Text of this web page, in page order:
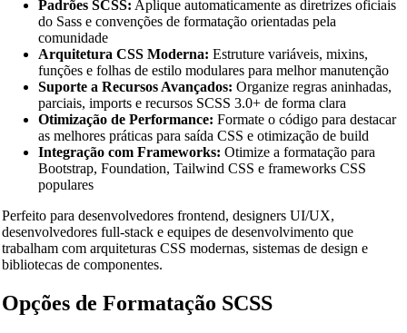
Padrões SCSS: Aplique automaticamente as diretrizes oficiais
do Sass e convenções de formatação orientadas pela
comunidade
Arquitetura CSS Moderna: Estruture variáveis, mixins,
funções e folhas de estilo modulares para melhor manutenção
Suporte a Recursos Avançados: Organize regras aninhadas,
parciais, imports e recursos SCSS 3.0+ de forma clara
Otimização de Performance: Formate o código para destacar
as melhores práticas para saída CSS e otimização de build
Integração com Frameworks: Otimize a formatação para
Bootstrap, Foundation, Tailwind CSS e frameworks CSS
populares
Perfeito para desenvolvedores frontend, designers UI/UX,
desenvolvedores full-stack e equipes de desenvolvimento que
trabalham com arquiteturas CSS modernas, sistemas de design e
bibliotecas de componentes.
Opções de Formatação SCSS